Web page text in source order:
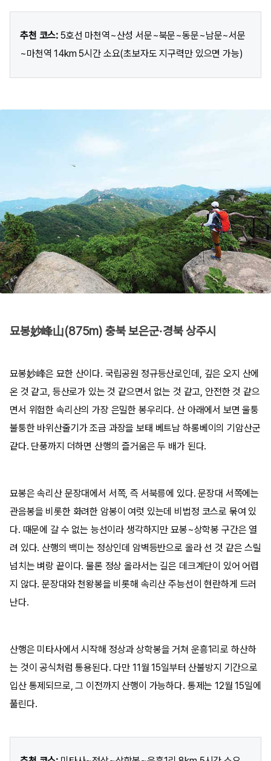
추천 코스: 5호선 마천역~산성 서문~북문~동문~남문~서문
~마천역 14km 5시간 소요(초보자도 지구력만 있으면 가능)
묘봉妙峰山(875m) 충북 보은군·경북 상주시
묘봉妙峰은 묘한 산이다. 국립공원 정규등산로인데, 깊은 오지 산에
온 것 같고, 등산로가 있는 것 같으면서 없는 것 같고, 안전한 것 같으
면서 위험한 속리산의 가장 은밀한 봉우리다. 산 아래에서 보면 울퉁
불퉁한 바위산줄기가 조금 과장을 보태 베트남 하롱베이의 기암산군
같다. 단풍까지 더하면 산행의 즐거움은 두 배가 된다.
묘봉은 속리산 문장대에서 서쪽, 즉 서북릉에 있다. 문장대 서쪽에는
관음봉을 비롯한 화려한 암봉이 여럿 있는데 비법정 코스로 묶여 있
다. 때문에 갈 수 없는 능선이라 생각하지만 묘봉~상학봉 구간은 열
려 있다. 산행의 백미는 정상인데 암벽등반으로 올라 선 것 같은 스릴
넘치는 벼랑 끝이다. 물론 정상 올라서는 길은 데크계단이 있어 어렵
지 않다. 문장대와 천왕봉을 비롯해 속리산 주능선이 현란하게 드러
난다.
산행은 미타사에서 시작해 정상과 상학봉을 거쳐 운흥1리로 하산하
는 것이 공식처럼 통용된다. 다만 11월 15일부터 산불방지 기간으로
입산 통제되므로, 그 이전까지 산행이 가능하다. 통제는 12월 15일에
풀린다.